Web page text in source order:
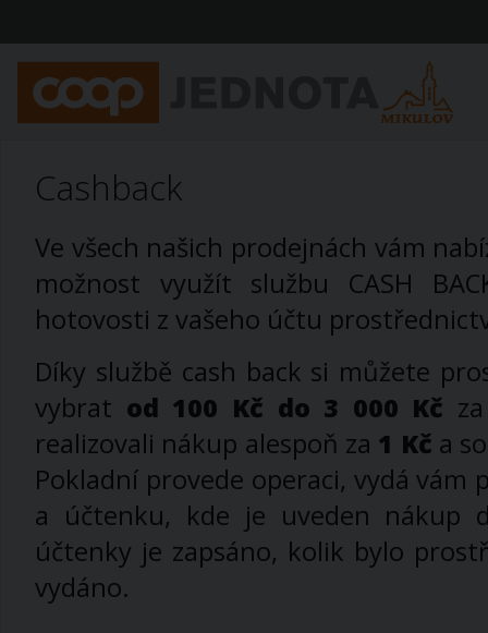
Cashback
Ve všech našich prodejnách vám
možnost využít službu CASH
hotovosti z vašeho účtu
Díky službě cash back si můžete
vybrat od 100 Kč do 3 000 Kč
realizovali nákup alespoň za 1 Kč a
Pokladní provede operaci, vydá vám
a účtenku, kde je uveden nákup
účtenky je zapsáno, kolik bylo
vydáno.